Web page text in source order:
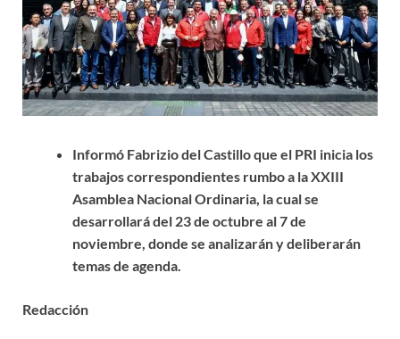
Informó Fabrizio del Castillo que el PRI inicia los
trabajos correspondientes rumbo a la XXIII
Asamblea Nacional Ordinaria, la cual se
desarrollará del 23 de octubre al 7 de
noviembre, donde se analizarán y deliberarán
temas de agenda.
Redacción